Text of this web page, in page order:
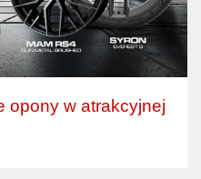
opony w atrakcyjnej